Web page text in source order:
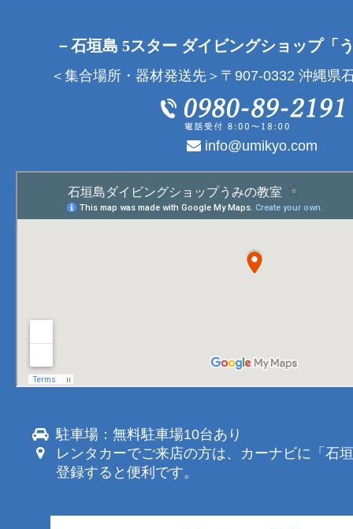
－石垣島 5スター ダイビングショップ「
＜集合場所・器材発送先＞〒907-0332 沖縄県
info@umikyo.com
駐車場：無料駐車場10台あり
レンタカーでご来店の方は、カーナビに「石
登録すると便利です。